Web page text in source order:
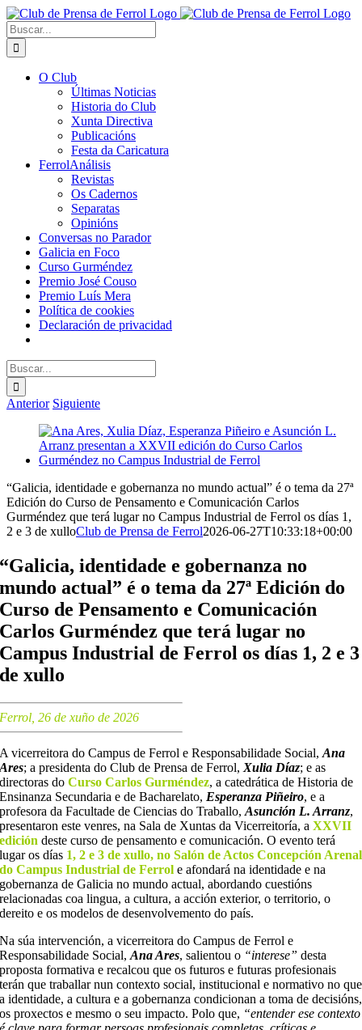
Saltar
al
contenido
Buscar:
O Club
Últimas Noticias
Historia do Club
Xunta Directiva
Publicacións
Festa da Caricatura
FerrolAnálisis
Revistas
Os Cadernos
Separatas
Opinións
Conversas no Parador
Galicia en Foco
Curso Gurméndez
Premio José Couso
Premio Luís Mera
Política de cookies
Declaración de privacidad
Buscar:
Anterior Siguiente
Ver
imagen
más
“Galicia, identidade e gobernanza no mundo actual” é o tema da 27ª
Edición do Curso de Pensamento e Comunicación Carlos
Gurméndez que terá lugar no Campus Industrial de Ferrol os días 1,
2 e 3 de xulloClub de Prensa de Ferrol2026-06-27T10:33:18+00:00
“Galicia, identidade e gobernanza no
mundo actual” é o tema da 27ª Edición do
Curso de Pensamento e Comunicación
Carlos Gurméndez que terá lugar no
Campus Industrial de Ferrol os días 1, 2 e 3
de xullo
Ferrol, 26 de xuño de 2026
A vicerreitora do Campus de Ferrol e Responsabilidade Social,Ana
Ares; a presidenta do Club de Prensa de Ferrol, Xulia Díaz; e as
directoras doCurso Carlos Gurméndez, a catedrática de Historia de
Ensinanza Secundaria e de Bacharelato, Esperanza Piñeiro, e a
profesora da Facultade de Ciencias do Traballo,Asunción L. Arranz,
presentaron este venres, na Sala de Xuntas da Vicerreitoría, aXXVII
edición deste curso de pensamento e comunicación. O evento terá
lugar os días 1, 2 e 3 de xullo, no Salón de Actos Concepción Arenal
do Campus Industrial de Ferrol e afondará na identidade e na
gobernanza de Galicia no mundo actual, abordando cuestións
relacionadas coa lingua, a cultura, a acción exterior, o territorio, o
dereito e os modelos de desenvolvemento do país.
Na súa intervención, a vicerreitora do Campus de Ferrol e
Responsabilidade Social,Ana Ares, salientou o “interese” desta
proposta formativa e recalcou que os futuros e futuras profesionais
terán que traballar nun contexto social, institucional e normativo no que
a identidade, a cultura e a gobernanza condicionan a toma de decisións,
os proxectos e mesmo o seu impacto. Polo que, “entender ese contexto